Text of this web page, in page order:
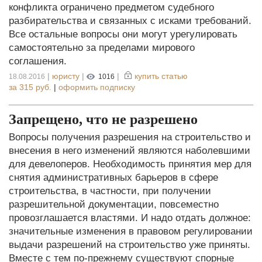
конфликта ограничено предметом судебного
разбирательства и связанных с исками требований.
Все остальные вопросы они могут урегулировать
самостоятельно за пределами мирового
соглашения.
18.08.2016 | юристу | 1016 |
купить статью
за 315 руб. | оформить подписку
Запрещено, что не разрешено
Вопросы получения разрешения на строительство и
внесения в него изменений являются наболевшими
для девелоперов. Необходимость принятия мер для
снятия административных барьеров в сфере
строительства, в частности, при получении
разрешительной документации, повсеместно
провозглашается властями. И надо отдать должное:
значительные изменения в правовом регулировании
выдачи разрешений на строительство уже приняты.
Вместе с тем по-прежнему существуют спорные